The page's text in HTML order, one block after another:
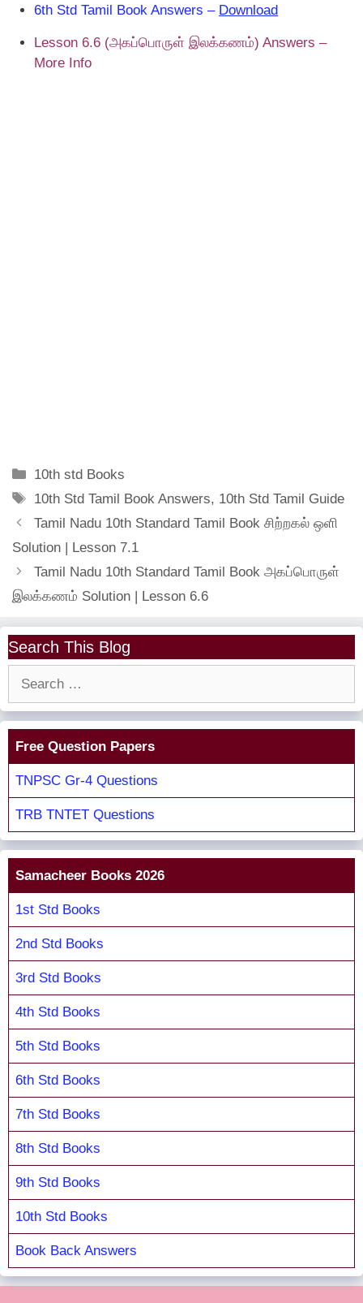
6th Std Tamil Book Answers – Download
Lesson 6.6 (அகப்பொருள் இலக்கணம்) Answers –
More Info
Categories
10th std Books
Tags
10th Std Tamil Book Answers, 10th Std Tamil Guide
Tamil Nadu 10th Standard Tamil Book சிற்றகல் ஒளி
Solution | Lesson 7.1
Tamil Nadu 10th Standard Tamil Book அகப்பொருள்
இலக்கணம் Solution | Lesson 6.6
Search This Blog
Free Question Papers
TNPSC Gr-4 Questions
TRB TNTET Questions
Samacheer Books 2026
1st Std Books
2nd Std Books
3rd Std Books
4th Std Books
5th Std Books
6th Std Books
7th Std Books
8th Std Books
9th Std Books
10th Std Books
Book Back Answers